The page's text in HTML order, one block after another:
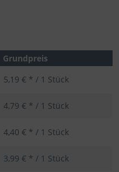
Grundpreis
5,19 € * / 1 Stück
4,79 € * / 1 Stück
4,40 € * / 1 Stück
3,99 € * / 1 Stück